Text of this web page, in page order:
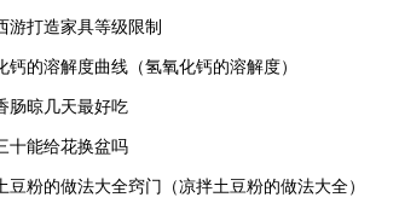
游打造家具等级限制
钙的溶解度曲线（氢氧化钙的溶解度）
肠晾几天最好吃
十能给花换盆吗
豆粉的做法大全窍门（凉拌土豆粉的做法大全）